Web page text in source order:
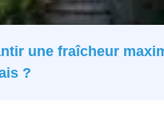
une fraîcheur
?